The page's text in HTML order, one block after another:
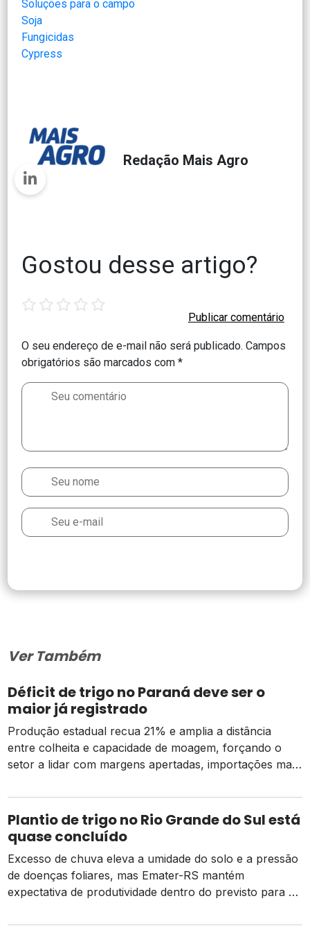
Soluções para o campo
Soja
Fungicidas
Cypress
Redação Mais Agro
Gostou desse artigo?
O seu endereço de e-mail não será publicado. Campos
obrigatórios são marcados com*
star stars stars stars stars
Ver Também
Déficit de trigo no Paraná deve ser o
maior já registrado
Produção estadual recua 21% e amplia a distância
entre colheita e capacidade de moagem, forçando o
setor a lidar com margens apertadas, importações mais
Plantio de trigo no Rio Grande do Sul está
quase concluído
Excesso de chuva eleva a umidade do solo e a pressão
de doenças foliares, mas Emater-RS mantém
expectativa de produtividade dentro do previsto para a